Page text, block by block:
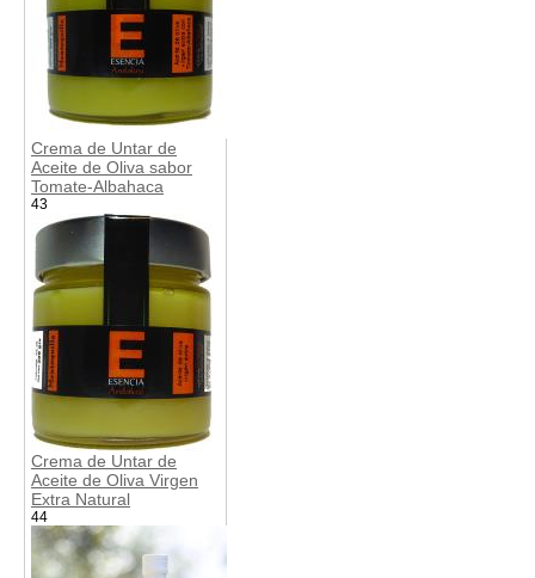
Crema de Untar de
Aceite de Oliva sabor
Tomate-Albahaca
43
Crema de Untar de
Aceite de Oliva Virgen
Extra Natural
44